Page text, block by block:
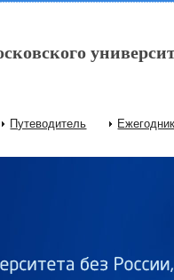
Путеводитель